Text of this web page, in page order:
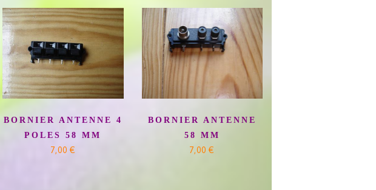
BORNIER ANTENNE 4
POLES 58 MM
7,00 €
BORNIER ANTENNE
58 MM
7,00 €